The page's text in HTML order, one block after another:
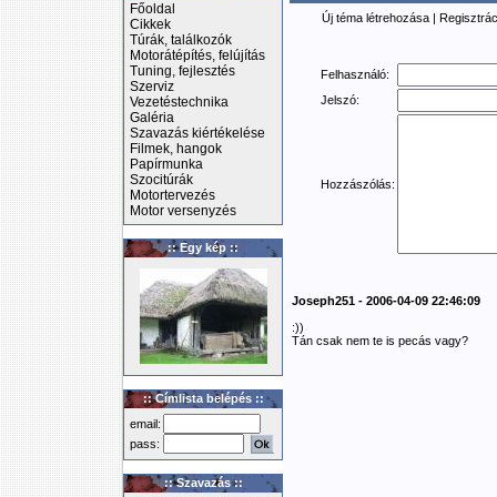
Főoldal
Cikkek
Túrák, találkozók
Motorátépítés, felújítás
Tuning, fejlesztés
Szerviz
Vezetéstechnika
Galéria
Szavazás kiértékelése
Filmek, hangok
Papírmunka
Szocitúrák
Motortervezés
Motor versenyzés
:: Egy kép ::
:: Címlista belépés ::
email:
pass:
:: Szavazás ::
Új téma létrehozása |
Felhasználó:
Jelszó:
Hozzászólás:
Joseph251 - 2006-04-09 22:46:09
:))
Tán csak nem te is pecás vagy?